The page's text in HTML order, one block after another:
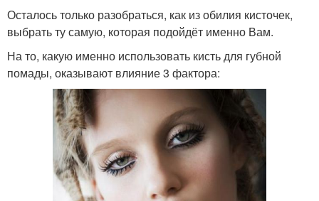
Осталось только разобраться, как из обилия кисточек,
выбрать ту самую, которая подойдёт именно Вам.
На то, какую именно использовать кисть для губной
помады, оказывают влияние 3 фактора: